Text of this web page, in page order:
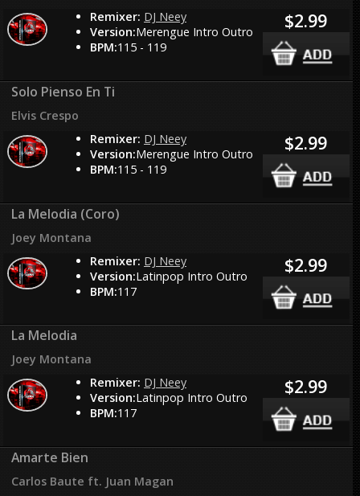
Remixer: DJ Neey
Version:Merengue Intro Outro
BPM:115 - 119
$2.99
Solo Pienso En Ti
Elvis Crespo
Remixer: DJ Neey
Version:Merengue Intro Outro
BPM:115 - 119
$2.99
La Melodia (Coro)
Joey Montana
Remixer: DJ Neey
Version:Latinpop Intro Outro
BPM:117
$2.99
La Melodia
Joey Montana
Remixer: DJ Neey
Version:Latinpop Intro Outro
BPM:117
$2.99
Amarte Bien
Carlos Baute ft. Juan Magan